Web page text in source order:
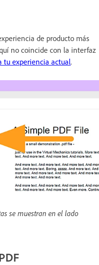
de producto más
no coincide con la interfaz
tu experiencia actual.
se muestran en el lado